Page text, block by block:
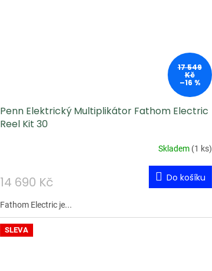
17 549
Kč
–16 %
Penn Elektrický Multiplikátor Fathom Electric
Reel Kit 30
Skladem (1 ks)
14 690 Kč Do košíku
Fathom Electric je...
SLEVA